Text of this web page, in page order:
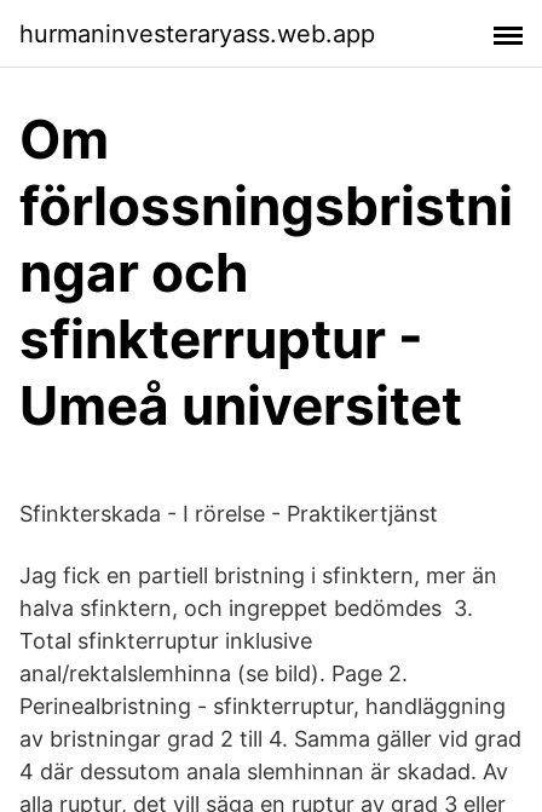
hurmaninvesteraryass.web.app
Om
förlossningsbristni
ngar och
sfinkterruptur -
Umeå universitet
Sfinkterskada - I rörelse - Praktikertjänst
Jag fick en partiell bristning i sfinktern, mer än
halva sfinktern, och ingreppet bedömdes 3.
Total sfinkterruptur inklusive
anal/rektalslemhinna (se bild). Page 2.
Perinealbristning - sfinkterruptur, handläggning
av bristningar grad 2 till 4. Samma gäller vid grad
4 där dessutom anala slemhinnan är skadad. Av
alla ruptur, det vill säga en ruptur av grad 3 eller